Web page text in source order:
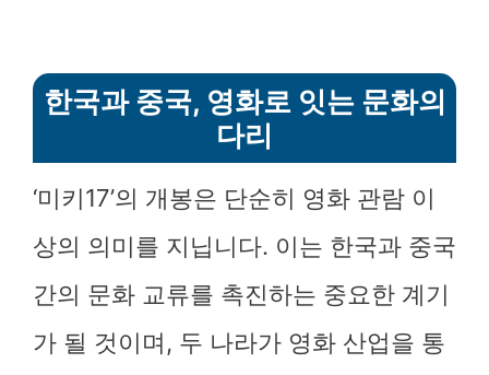
한국과 중국, 영화로 잇는 문화의
다리
‘미키17’의 개봉은 단순히 영화 관람 이
상의 의미를 지닙니다. 이는 한국과 중국
간의 문화 교류를 촉진하는 중요한 계기
가 될 것이며, 두 나라가 영화 산업을 통